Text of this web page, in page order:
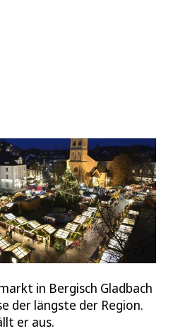
in Bergisch Gladbach
der längste der Region.
er aus.